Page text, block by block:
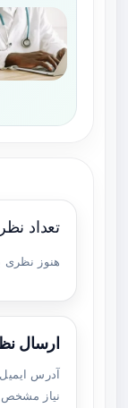
تعداد
هنوز
ارسال
آدرس
نیاز